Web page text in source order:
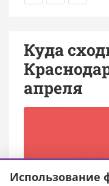
Куда
апреля
Использование